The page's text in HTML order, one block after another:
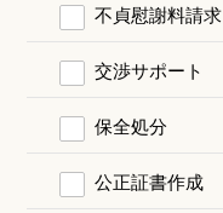
不貞慰謝料請求
交渉サポート
保全処分
公正証書作成